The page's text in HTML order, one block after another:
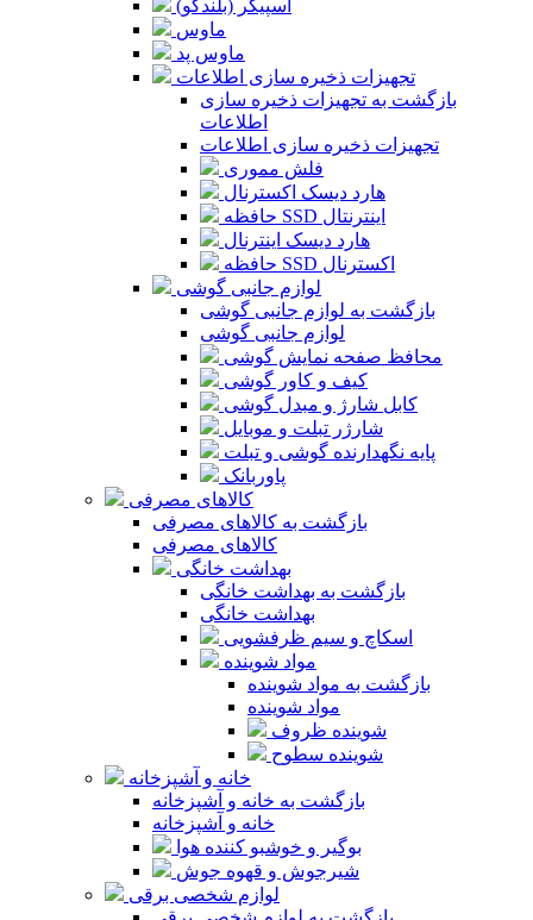
اسپیکر (بلندگو)
ماوس
ماوس پد
تجهیزات ذخیره سازی اطلاعات
بازگشت به تجهیزات ذخیره سازی
اطلاعات
تجهیزات ذخیره سازی اطلاعات
فلش مموری
هارد دیسک اکسترنال
حافظه SSD اینترنتال
هارد دیسک اینترنال
حافظه SSD اکسترنال
لوازم جانبی گوشی
بازگشت به لوازم جانبی گوشی
لوازم جانبی گوشی
محافظ صفحه نمایش گوشی
کیف و کاور گوشی
کابل شارژ و مبدل گوشی
شارژر تبلت و موبایل
پایه نگهدارنده گوشی و تبلت
پاوربانک
کالاهای مصرفی
بازگشت به کالاهای مصرفی
کالاهای مصرفی
بهداشت خانگی
بازگشت به بهداشت خانگی
بهداشت خانگی
اسکاچ و سیم ظرفشویی
مواد شوینده
بازگشت به مواد شوینده
مواد شوینده
شوینده ظروف
شوینده سطوح
خانه و آشپزخانه
بازگشت به خانه و آشپزخانه
خانه و آشپزخانه
بوگیر و خوشبو کننده هوا
شیرجوش و قهوه جوش
لوازم شخصی برقی